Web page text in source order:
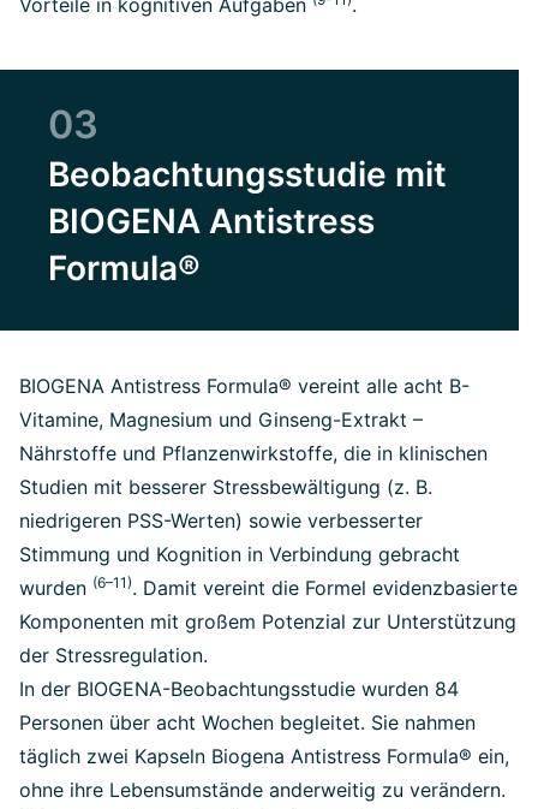
Vorteile in kognitiven Aufgaben .
03
Beobachtungsstudie mit
BIOGENA Antistress
Formula®
BIOGENA Antistress Formula® vereint alle acht B-
Vitamine, Magnesium und Ginseng-Extrakt –
Nährstoffe und Pflanzenwirkstoffe, die in klinischen
Studien mit besserer Stressbewältigung (z. B.
niedrigeren PSS-Werten) sowie verbesserter
Stimmung und Kognition in Verbindung gebracht
wurden (6–11). Damit vereint die Formel evidenzbasierte
Komponenten mit großem Potenzial zur Unterstützung
der Stressregulation.
In der BIOGENA-Beobachtungsstudie wurden 84
Personen über acht Wochen begleitet. Sie nahmen
täglich zwei Kapseln Biogena Antistress Formula® ein,
ohne ihre Lebensumstände anderweitig zu verändern.